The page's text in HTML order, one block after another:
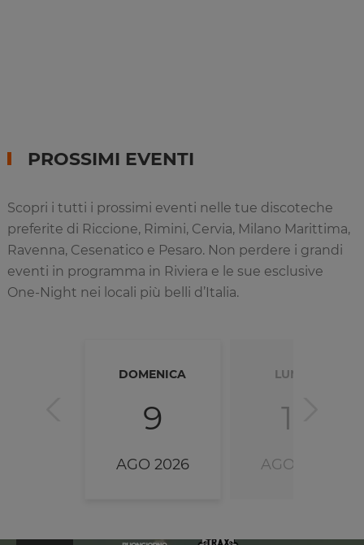
PROSSIMI EVENTI
Scopri i tutti i prossimi eventi nelle tue discoteche
preferite di Riccione, Rimini, Cervia, Milano Marittima,
Ravenna, Cesenatico e Pesaro. Non perdere i grandi
eventi in programma in Riviera e le sue esclusive
One-Night nei locali più belli d’Italia.
DOMENICA
9
AGO 2026
LUNEDÌ
10
AGO 2026